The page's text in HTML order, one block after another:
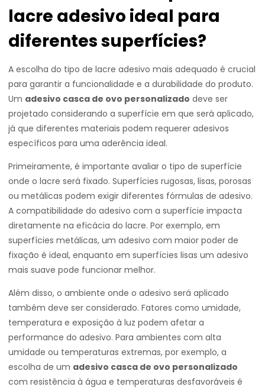
lacre adesivo ideal para
diferentes superfícies?
A escolha do tipo de lacre adesivo mais adequado é crucial
para garantir a funcionalidade e a durabilidade do produto.
Um adesivo casca de ovo personalizado deve ser
projetado considerando a superfície em que será aplicado,
já que diferentes materiais podem requerer adesivos
específicos para uma aderência ideal.
Primeiramente, é importante avaliar o tipo de superfície
onde o lacre será fixado. Superfícies rugosas, lisas, porosas
ou metálicas podem exigir diferentes fórmulas de adesivo.
A compatibilidade do adesivo com a superfície impacta
diretamente na eficácia do lacre. Por exemplo, em
superfícies metálicas, um adesivo com maior poder de
fixação é ideal, enquanto em superfícies lisas um adesivo
mais suave pode funcionar melhor.
Além disso, o ambiente onde o adesivo será aplicado
também deve ser considerado. Fatores como umidade,
temperatura e exposição à luz podem afetar a
performance do adesivo. Para ambientes com alta
umidade ou temperaturas extremas, por exemplo, a
escolha de um adesivo casca de ovo personalizado
com resistência à água e temperaturas desfavoráveis é